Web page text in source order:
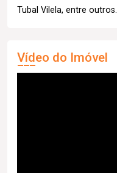
Tubal Vilela, entre outros.
Vídeo do Imóvel